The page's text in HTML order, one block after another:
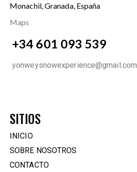
Monachil, Granada, España
Maps
+34 601 093 539
yonweysnowexperience@gmail.com
SITIOS
INICIO
SOBRE NOSOTROS
CONTACTO